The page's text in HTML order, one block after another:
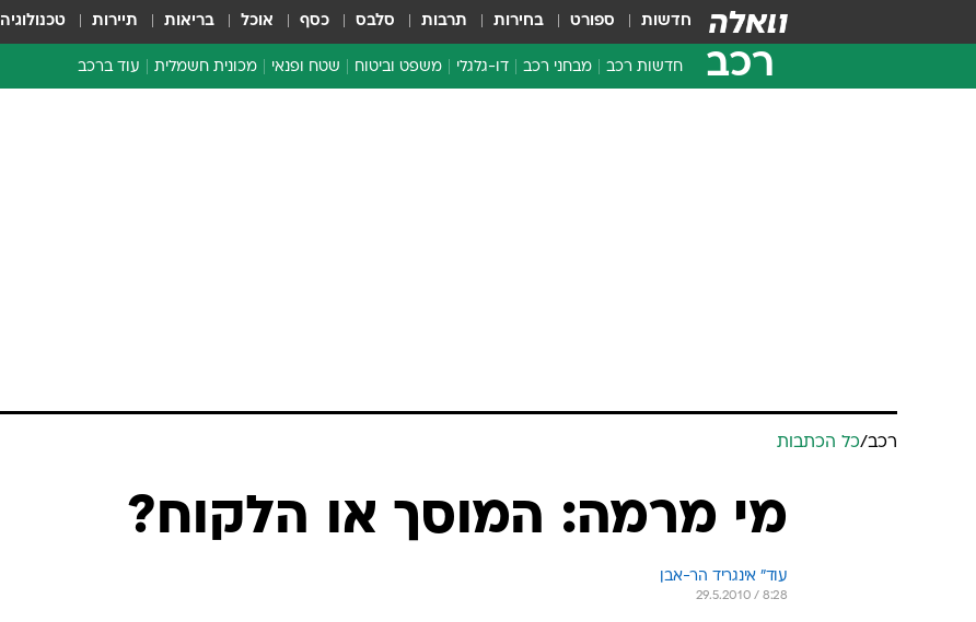
חדשות ספורט בחירות תרבות סלבס כסף אוכל בריאות תיירות טכנולוגיה
רכב חדשות רכב מבחני רכב דו-גלגלי משפט וביטוח שטח ופנאי מכונית חשמלית עוד ברכב
בטיחות
סדנאות ושיפורים
רכב/כל הכתבות
מי מרמה: המוסך או הלקוח?
עוד" אינגריד הר-אבן
29.5.2010 / 8:28